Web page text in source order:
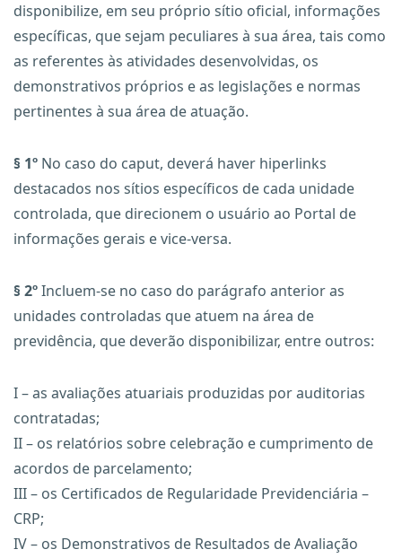
disponibilize, em seu próprio sítio oficial, informações
específicas, que sejam peculiares à sua área, tais como
as referentes às atividades desenvolvidas, os
demonstrativos próprios e as legislações e normas
pertinentes à sua área de atuação.
§ 1º No caso do caput, deverá haver hiperlinks
destacados nos sítios específicos de cada unidade
controlada, que direcionem o usuário ao Portal de
informações gerais e vice-versa.
§ 2ºIncluem-se no caso do parágrafo anterior as
unidades controladas que atuem na área de
previdência, que deverão disponibilizar, entre outros:
I – as avaliações atuariais produzidas por auditorias
contratadas;
II – os relatórios sobre celebração e cumprimento de
acordos de parcelamento;
III – os Certificados de Regularidade Previdenciária –
CRP;
IV – os Demonstrativos de Resultados de Avaliação